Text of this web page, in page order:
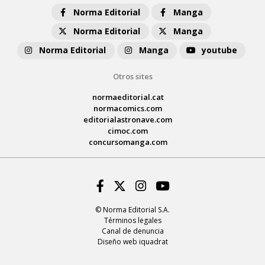
Norma Editorial
Manga
Norma Editorial
Manga
Norma Editorial
Manga youtube
Otros sites
normaeditorial.cat
normacomics.com
editorialastronave.com
cimoc.com
concursomanga.com
© Norma Editorial S.A.
Términos legales
Canal de denuncia
Diseño web iquadrat
Facebook
Twitter
Instagram
Youtube